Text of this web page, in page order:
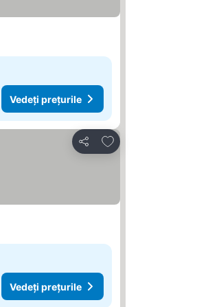
Vedeți prețurile
Distribuiți
Adăugaţi la favorite
Vedeți prețurile